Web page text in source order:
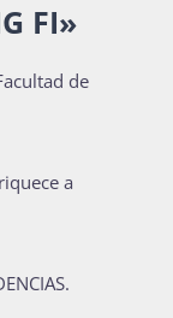
FI»
de
a